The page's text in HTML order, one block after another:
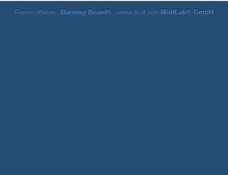
Forensoftware: Burning Board®, entwickelt von WoltLab® GmbH